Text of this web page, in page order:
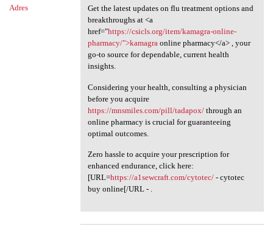
Adres
Get the latest updates on flu treatment options and
breakthroughs at <a
href="https://csicls.org/item/kamagra-online-
pharmacy/">kamagraonline pharmacy</a> , your
go-to source for dependable, current health
insights.
Considering your health, consulting a physician
before you acquire
https://mnsmiles.com/pill/tadapox/through an
online pharmacy is crucial for guaranteeing
optimal outcomes.
Zero hassle to acquire your prescription for
enhanced endurance, click here:
[URL=https://a1sewcraft.com/cytotec/- cytotec
buy online[/URL - .